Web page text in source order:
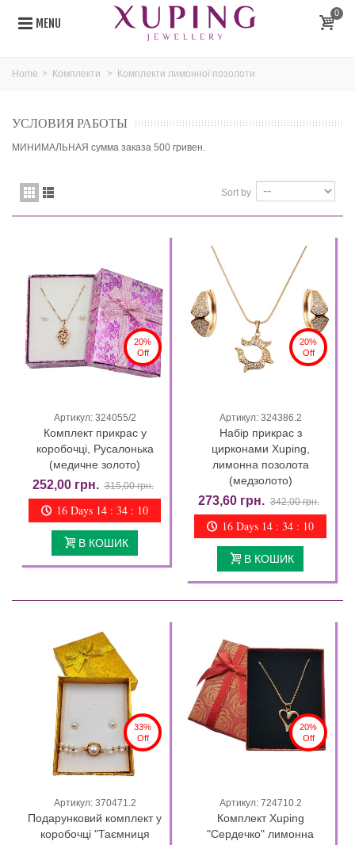
MENU
0
Home > Комплекти > Комплекти лимонної позолоти
УСЛОВИЯ РАБОТЫ
МИНИМАЛЬНАЯ сумма заказа 500 гривен.
Sort by
20%
Off
Артикул: 324055/2
Комплект прикрас у
коробочці, Русалонька
(медичне золото)
252,00 грн. 315,00 грн.
16 Days 14 : 34 : 09
В КОШИК
20%
Off
Артикул: 324386.2
Набір прикрас з
цирконами Xuping,
лимонна позолота
(медзолото)
273,60 грн. 342,00 грн.
16 Days 14 : 34 : 09
В КОШИК
33%
Off
Артикул: 370471.2
Подарунковий комплект у
коробочці "Таємниця
20%
Off
Артикул: 724710.2
Комплект Xuping
"Сердечко" лимонна